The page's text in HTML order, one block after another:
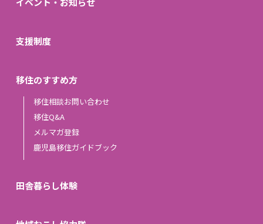
支援制度
移住のすすめ方
移住相談お問い合わせ
移住Q&A
メルマガ登録
鹿児島移住ガイドブック
田舎暮らし体験